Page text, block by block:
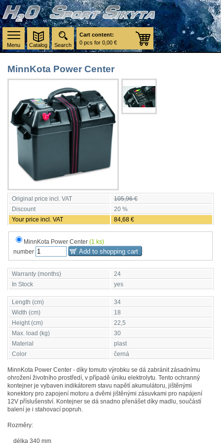
Menu
Cart content:
0 pcs for 0,00 €
Search
MinnKota Power Center
Original price incl. VAT
105,96 €
Discount
20 %
Your price incl. VAT
84,68 €
MinnKota Power Center (1 ks)
number
Warranty (months)
24
In Stock
yes
Length (cm)
34
Width (cm)
18
Height (cm)
22,5
Max. load (kg)
30
Material
plast
Color
černá
MinnKota Power Center - díky tomuto výrobku se dá zabránit zásadnímu
ohrožení životního prostředí, v případě úniku elektrolytu. Tento ochranný
kontejner je vybaven indikátorem stavu napětí akumulátoru, jištěnými
konektory pro zapojení motoru a dvěmi jištěnými zásuvkami pro napájení
12V příslušenství. Kontejner se dá snadno přenášet díky madlu, součástí
balení je i stahovací popruh.
Rozměry:
délka 340 mm
Catalog